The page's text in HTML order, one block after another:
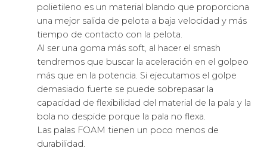
polietileno es un material blando que proporciona
una mejor salida de pelota a baja velocidad y más
tiempo de contacto con la pelota.
Al ser una goma más soft, al hacer el smash
tendremos que buscar la aceleración en el golpeo
más que en la potencia. Si ejecutamos el golpe
demasiado fuerte se puede sobrepasar la
capacidad de flexibilidad del material de la pala y la
bola no despide porque la pala no flexa.
Las palas FOAM tienen un poco menos de
durabilidad.